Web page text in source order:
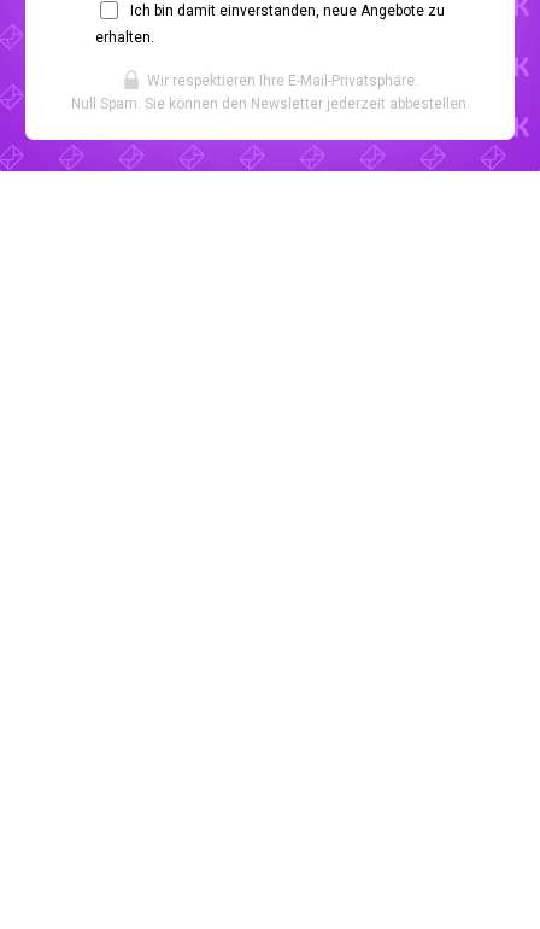
Ich bin damit einverstanden, neue Angebote zu
erhalten.
Wir respektieren Ihre E-Mail-Privatsphäre.
Null Spam. Sie können den Newsletter jederzeit abbestellen.